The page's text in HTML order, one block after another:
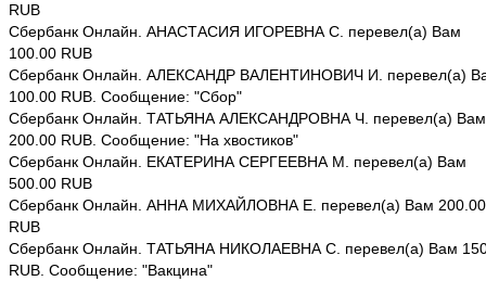
RUB
Сбербанк Онлайн. АНАСТАСИЯ ИГОРЕВНА С. перевел(а) Вам
100.00 RUB
Сбербанк Онлайн. АЛЕКСАНДР ВАЛЕНТИНОВИЧ И. перевел(а)
100.00 RUB. Сообщение: "Сбор"
Сбербанк Онлайн. ТАТЬЯНА АЛЕКСАНДРОВНА Ч. перевел(а) Вам
200.00 RUB. Сообщение: "На хвостиков"
Сбербанк Онлайн. ЕКАТЕРИНА СЕРГЕЕВНА М. перевел(а) Вам
500.00 RUB
Сбербанк Онлайн. АННА МИХАЙЛОВНА Е. перевел(а) Вам 200.00
RUB
Сбербанк Онлайн. ТАТЬЯНА НИКОЛАЕВНА С. перевел(а) Вам
RUB. Сообщение: "Вакцина"